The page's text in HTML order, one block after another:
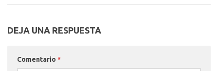
DEJA UNA RESPUESTA
Comentario *